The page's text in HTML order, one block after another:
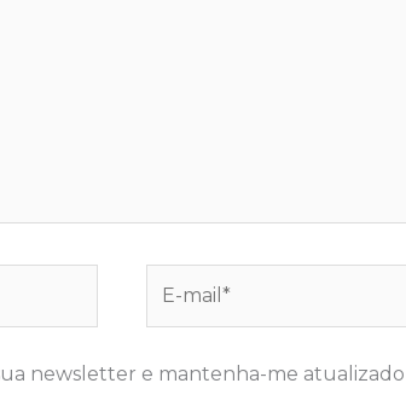
mail*
newsletter e mantenha-me